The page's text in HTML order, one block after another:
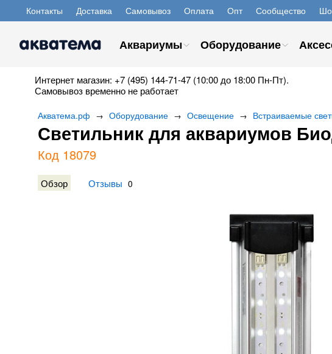
Контакты Доставка Самовывоз Оплата Опт Сообщество
Аквариумы Оборудование
Интернет магазин: +7 (495) 144-71-47 (10:00 до 18:00 Пн-Пт).
Самовывоз временно не работает
Акватема.рф → Оборудование → Освещение → Встраиваемые
Светильник для аквариумов
Код 18079
Обзор Отзывы 0